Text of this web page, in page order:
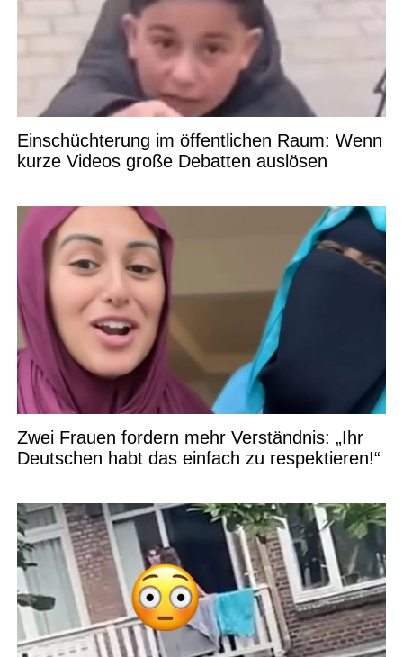
Einschüchterung im öffentlichen Raum: Wenn
kurze Videos große Debatten auslösen
Zwei Frauen fordern mehr Verständnis: „Ihr
Deutschen habt das einfach zu respektieren!“